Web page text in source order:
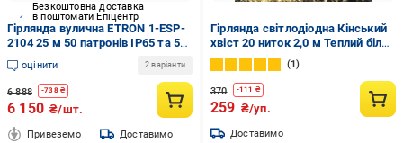
Безкоштовна доставка
в поштомати Епіцентр
Гірлянда вулична ETRON 1-ESP-
2104 25 м 50 патронів IP65 та 50
лампочок 2W (23804)
оцінити 2 варіанти
6 888 -738₴
6 150 ₴/шт.
Привеземо Доставимо
Гірлянда світлодіодна Кінський
хвіст 20 ниток 2,0 м Теплий білий
(2391994072)
1
370 -111 ₴
259 ₴/уп.
Доставимо